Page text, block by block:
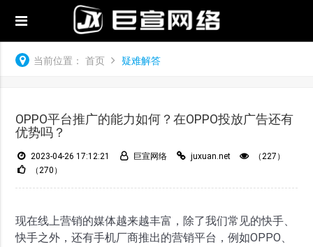
当前位置： 首页 疑难解答
OPPO平台推广的能力如何？在OPPO投放广告还有
优势吗？
2023-04-26 17:12:21 巨宣网络 juxuan.net
（227）
（270）
现在线上营销的媒体越来越丰富，除了我们常见的快手、
快手之外，还有手机厂商推出的营销平台，例如OPPO、